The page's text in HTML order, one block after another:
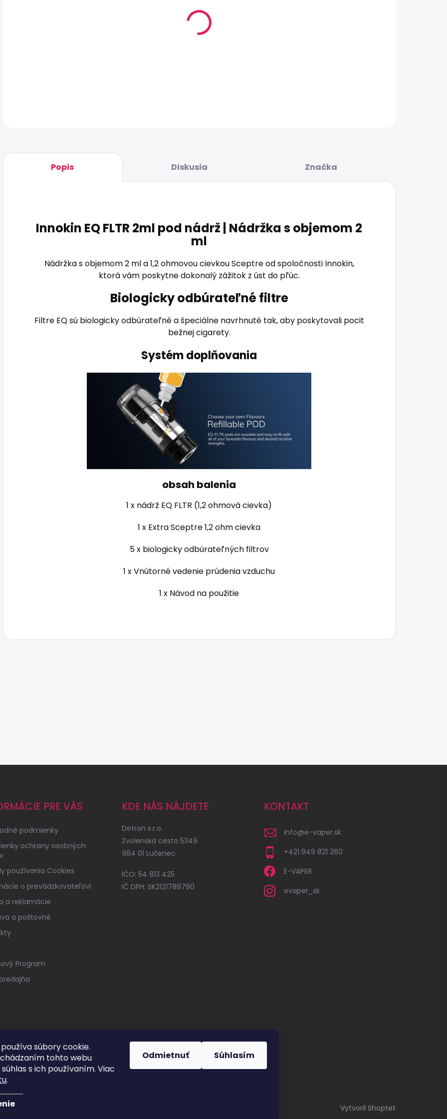
súbory cookie.
tohto webu
s ich používaním. Viac
.
Odmietnuť Súhlasím
MOŽNOSTI
DORUČENIA
Popis Diskusia Značka
Innokin EQ FLTR 2ml pod nádrž | Nádržka s objemom 2
ml
Nádržka s objemom 2 ml a 1,2 ohmovou cievkou Sceptre od spoločnosti Innokin,
ktorá vám poskytne dokonalý zážitok z úst do pľúc.
Biologicky odbúrateľné filtre
Filtre EQ sú biologicky odbúrateľné a špeciálne navrhnuté tak, aby poskytovali pocit
bežnej cigarety.
Systém doplňovania
obsah balenia
1 x nádrž EQ FLTR (1,2 ohmová cievka)
1 x Extra Sceptre 1,2 ohm cievka
5 x biologicky odbúrateľných filtrov
1 x Vnútorné vedenie prúdenia vzduchu
1 x Návod na použitie
PRE VÁS
podmienky
ochrany osobných
používania Cookies
o prevádzkovateľovi
a reklamácie
a poštovné
Program
KDE NÁS NÁJDETE
Detron s.r.o.
Zvolenská cesta 5349
984 01 Lučenec
IČO: 54 813 425
IČ DPH: SK2121788790
KONTAKT
info@e-vaper.sk
+421 949 821 260
E-VAPER
evaper_sk
Vytvoril Shoptet
Upraviť nastavenie cookies